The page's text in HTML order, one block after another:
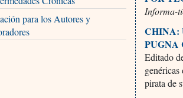
para los Autores y
Informa-
CHINA:
PUGNA
Editado
pirata de